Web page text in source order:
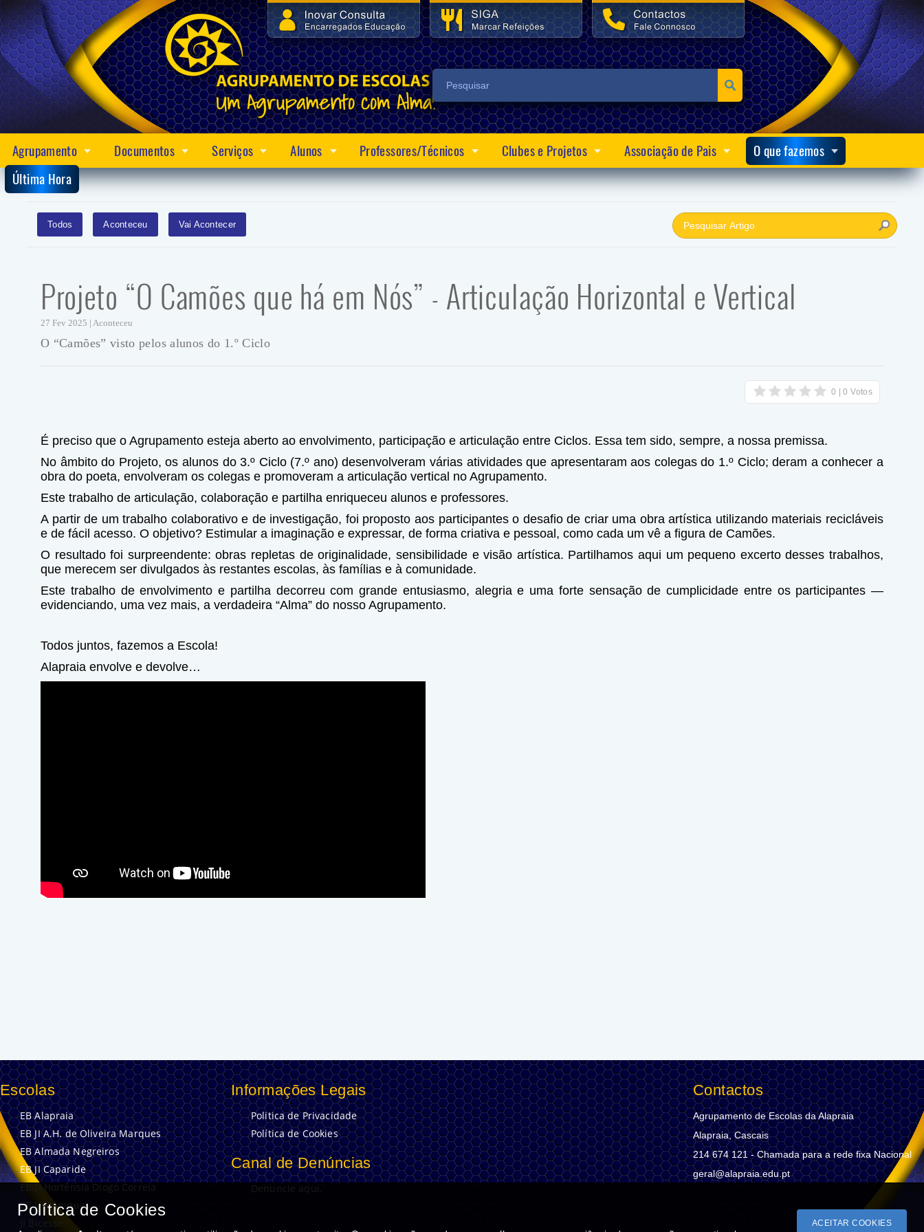
Agrupamento Documentos Serviços Alunos Professores/Técnicos Clubes e Projetos Associação de Pais
O que fazemos
Última Hora
Todos Aconteceu Vai Acontecer
Projeto “O Camões que há em Nós” - Articulação Horizontal e Vertical
27 Fev 2025 | Aconteceu
O “Camões” visto pelos alunos do 1.º Ciclo
É preciso que o Agrupamento esteja aberto ao envolvimento, participação e articulação entre Ciclos. Essa tem sido, sempre, a nossa premissa.
No âmbito do Projeto, os alunos do 3.º Ciclo (7.º ano) desenvolveram várias atividades que apresentaram aos colegas do 1.º Ciclo; deram a conhecer a
obra do poeta, envolveram os colegas e promoveram a articulação vertical no Agrupamento.
Este trabalho de articulação, colaboração e partilha enriqueceu alunos e professores.
A partir de um trabalho colaborativo e de investigação, foi proposto aos participantes o desafio de criar uma obra artística utilizando materiais recicláveis
e de fácil acesso. O objetivo? Estimular a imaginação e expressar, de forma criativa e pessoal, como cada um vê a figura de Camões.
O resultado foi surpreendente: obras repletas de originalidade, sensibilidade e visão artística. Partilhamos aqui um pequeno excerto desses trabalhos,
que merecem ser divulgados às restantes escolas, às famílias e à comunidade.
Este trabalho de envolvimento e partilha decorreu com grande entusiasmo, alegria e uma forte sensação de cumplicidade entre os participantes —
evidenciando, uma vez mais, a verdadeira “Alma” do nosso Agrupamento.
Todos juntos, fazemos a Escola!
Alapraia envolve e devolve…
Escolas
EB Alapraia
EB JI A.H. de Oliveira Marques
EB Almada Negreiros
EB JI Caparide
EB/JI Hortênsia Diogo Correia
EB JI Manique
JI Bicesse
Informações Legais
Politica de Privacidade
Política de Cookies
Canal de Denúncias
Denuncie aqui.
Contactos
Agrupamento de Escolas da Alapraia
Alapraia, Cascais
214 674 121 - Chamada para a rede fixa Nacional
geral@alapraia.edu.pt
Política de Cookies
ACEITAR COOKIES